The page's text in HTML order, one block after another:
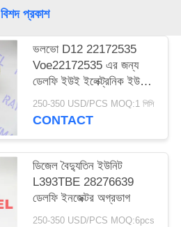
বিশদ প্রকাশ
ভলভো D12 22172535
Voe22172535 এর জন্য
ডেলফি ইউই ইলেক্ট্রনিক ইউনিট
ইনজেক্টর BEBE4D34101
250-350 USD/PCS MOQ:1 পিসি
CONTACT
ডিজেল বৈদ্যুতিন ইউনিট
L393TBE 28276639
ডেলফি ইনজেক্টর অগ্রভাগ
250-350 USD/PCS MOQ:6pcs